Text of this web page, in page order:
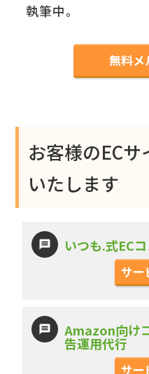
執筆中。
無料メ
お客様のEC
いたします
いつも.式EC
サー
Amazon向け
告運用代行
サー